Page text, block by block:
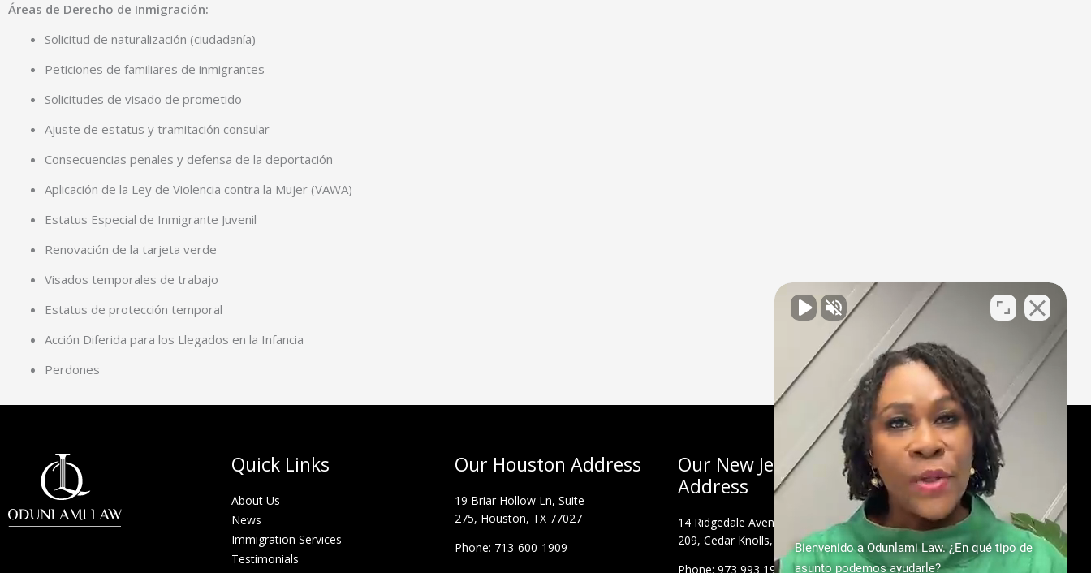
Áreas de Derecho de Inmigración:
Solicitud de naturalización (ciudadanía)
Peticiones de familiares de inmigrantes
Solicitudes de visado de prometido
Ajuste de estatus y tramitación consular
Consecuencias penales y defensa de la deportación
Aplicación de la Ley de Violencia contra la Mujer (VAWA)
Estatus Especial de Inmigrante Juvenil
Renovación de la tarjeta verde
Visados temporales de trabajo
Estatus de protección temporal
Acción Diferida para los Llegados en la Infancia
Perdones
Quick Links
About Us
News
Immigration Services
Testimonials
Our Houston Address
19 Briar Hollow Ln, Suite
275, Houston, TX 77027
Phone: 713-600-1909
Our New Jersey
Address
14 Ridgedale Avenue, Suite
209, Cedar Knolls, NJ 07927
Phone: 973 993 1900
Bienvenido a Odunlami Law. ¿En qué tipo de
asunto podemos ayudarle?